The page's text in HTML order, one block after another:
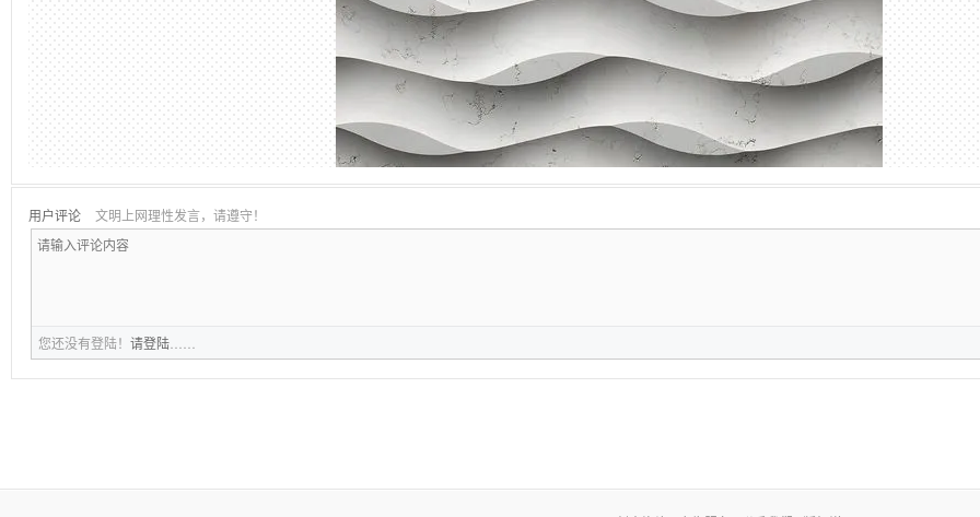
用户评论 文明上网理性发言，请遵守！
您还没有登陆！ 请登陆